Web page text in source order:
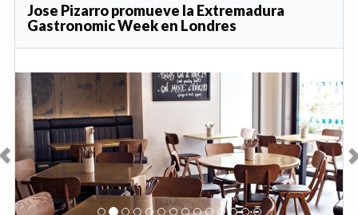
Jose Pizarro promueve la Extremadura
Gastronomic Week en Londres
Anterior